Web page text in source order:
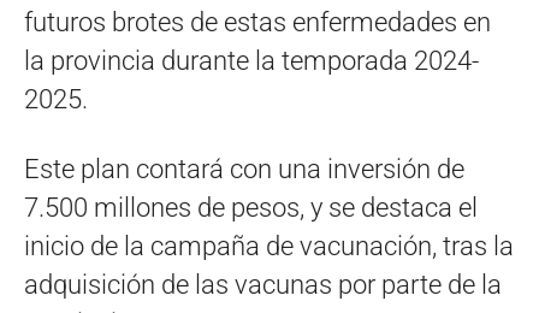
futuros brotes de estas enfermedades en
la provincia durante la temporada 2024-
2025.
Este plan contará con una inversión de
7.500 millones de pesos, y se destaca el
inicio de la campaña de vacunación, tras la
adquisición de las vacunas por parte de la